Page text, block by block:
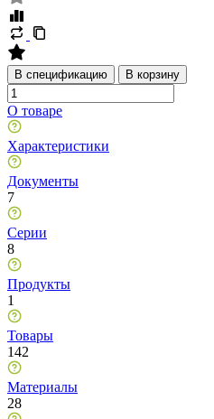
В спецификацию В корзину
О товаре
Характеристики
Документы
7
Серии
8
Продукты
1
Товары
142
Материалы
28